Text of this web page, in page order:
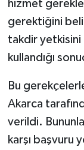
hizmet
gerektiğini
takdir yetkisini
kullandığı
Bu
Akarca
verildi.
karşı başvuru